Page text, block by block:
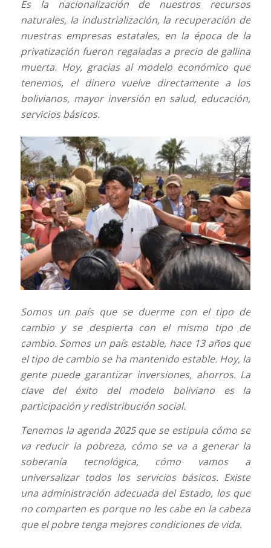
Es la nacionalización de nuestros recursos
naturales, la industrialización, la recuperación de
nuestras empresas estatales, en la época de la
privatización fueron regaladas a precio de gallina
muerta. Hoy, gracias al modelo económico que
tenemos, el dinero vuelve directamente a los
bolivianos, mayor inversión en salud, educación,
servicios básicos.
Somos un país que se duerme con el tipo de
cambio y se despierta con el mismo tipo de
cambio. Somos un país estable, hace 13 años que
el tipo de cambio se ha mantenido estable. Hoy, la
gente puede garantizar inversiones, ahorros. La
clave del éxito del modelo boliviano es la
participación y redistribución social.
Tenemos la agenda 2025 que se estipula cómo se
va reducir la pobreza, cómo se va a generar la
soberanía tecnológica, cómo vamos a
universalizar todos los servicios básicos. Existe
una administración adecuada del Estado, los que
no comparten es porque no les cabe en la cabeza
que el pobre tenga mejores condiciones de vida.